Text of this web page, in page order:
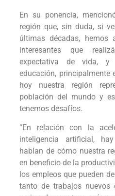
En su ponencia,
región que, sin duda, si
últimas décadas, hemos
interesantes que
expectativa de vida, y
educación, principalmente
hoy nuestra región
población del mundo y
tenemos desafíos.
“En relación con la
inteligencia artificial,
hablan de cómo nuestra
en beneficio de la
los empleos que pueden
tanto de trabajos nuevos